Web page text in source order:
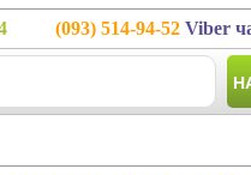
(093) 514-94-52 Viber